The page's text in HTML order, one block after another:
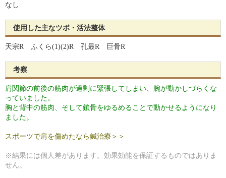
なし
使用した主なツボ・活法整体
天宗R ふくら(1)(2)R 孔最R 巨骨R
考察
肩関節の前後の筋肉が過剰に緊張してしまい、腕が動かしづらくな
っていました。
胸と背中の筋肉、そして鎖骨をゆるめることで動かせるようになり
ました。
スポーツで肩を傷めたなら鍼治療＞＞
※結果には個人差があります。効果効能を保証するものではありま
せん。